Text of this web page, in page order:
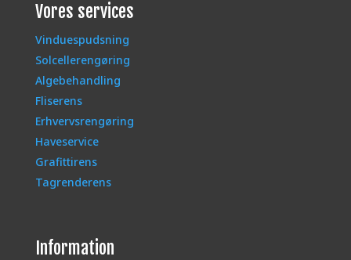
Vores services
Vinduespudsning
Solcellerengøring
Algebehandling
Fliserens
Erhvervsrengøring
Haveservice
Grafittirens
Tagrenderens
Information